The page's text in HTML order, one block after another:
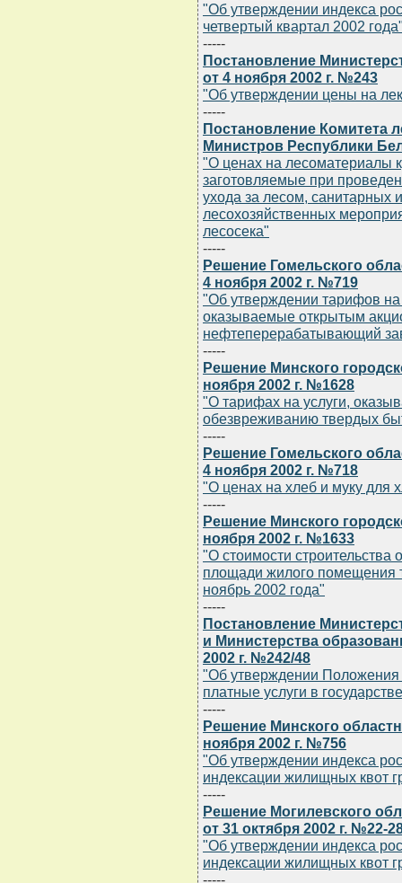
"Об утверждении индекса
четвертый квартал 2002
-----
Постановление
от 4 ноября 2002 г. №243
"Об утверждении цены на
-----
Постановление Комитета
Министров Республики
"О ценах на лесоматериалы
заготовляемые при
ухода за лесом, санитарных
лесохозяйственных
лесосека"
-----
Решение Гомельского
4 ноября 2002 г. №719
"Об утверждении тарифов на
оказываемые открытым
нефтеперерабатывающий
-----
Решение Минского
ноября 2002 г. №1628
"О тарифах на услуги,
обезвреживанию твердых
-----
Решение Гомельского
4 ноября 2002 г. №718
"О ценах на хлеб и муку для
-----
Решение Минского
ноября 2002 г. №1633
"О стоимости строительства
площади жилого помещения
ноябрь 2002 года"
-----
Постановление
и Министерства
2002 г. №242/48
"Об утверждении
платные услуги в
-----
Решение Минского
ноября 2002 г. №756
"Об утверждении индекса
индексации жилищных квот
-----
Решение Могилевского
от 31 октября 2002 г. №22-
"Об утверждении индекса
индексации жилищных квот
-----